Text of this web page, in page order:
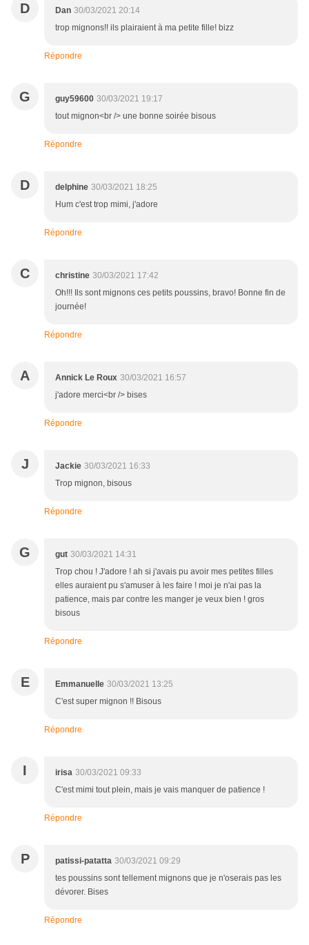
D Dan 30/03/2021 20:14
trop mignons!! ils plairaient à ma petite fille! bizz
Répondre
G guy59600 30/03/2021 19:17
tout mignon<br /> une bonne soirée bisous
Répondre
D delphine 30/03/2021 18:25
Hum c'est trop mimi, j'adore
Répondre
C christine 30/03/2021 17:42
Oh!!! Ils sont mignons ces petits poussins, bravo! Bonne fin de
journée!
Répondre
A Annick Le Roux 30/03/2021 16:57
j'adore merci<br /> bises
Répondre
J Jackie 30/03/2021 16:33
Trop mignon, bisous
Répondre
G gut 30/03/2021 14:31
Trop chou ! J'adore ! ah si j'avais pu avoir mes petites filles
elles auraient pu s'amuser à les faire ! moi je n'ai pas la
patience, mais par contre les manger je veux bien ! gros
bisous
Répondre
E Emmanuelle 30/03/2021 13:25
C'est super mignon !! Bisous
Répondre
I irisa 30/03/2021 09:33
C'est mimi tout plein, mais je vais manquer de patience !
Répondre
P patissi-patatta 30/03/2021 09:29
tes poussins sont tellement mignons que je n'oserais pas les
dévorer. Bises
Répondre